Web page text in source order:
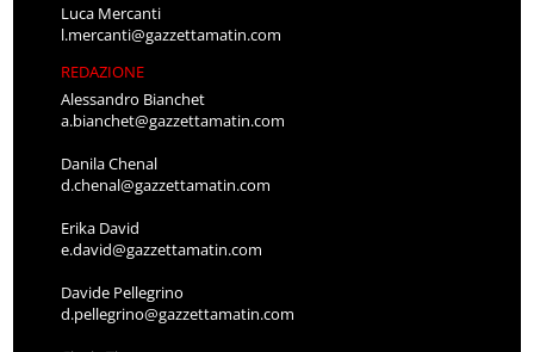
Luca Mercanti
l.mercanti@gazzettamatin.com
REDAZIONE
Alessandro Bianchet
a.bianchet@gazzettamatin.com
Danila Chenal
d.chenal@gazzettamatin.com
Erika David
e.david@gazzettamatin.com
Davide Pellegrino
d.pellegrino@gazzettamatin.com